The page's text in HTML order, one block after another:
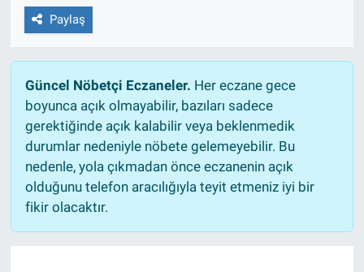
Paylaş
Güncel Nöbetçi Eczaneler. Her eczane gece
boyunca açık olmayabilir, bazıları sadece
gerektiğinde açık kalabilir veya beklenmedik
durumlar nedeniyle nöbete gelemeyebilir. Bu
nedenle, yola çıkmadan önce eczanenin açık
olduğunu telefon aracılığıyla teyit etmeniz iyi bir
fikir olacaktır.